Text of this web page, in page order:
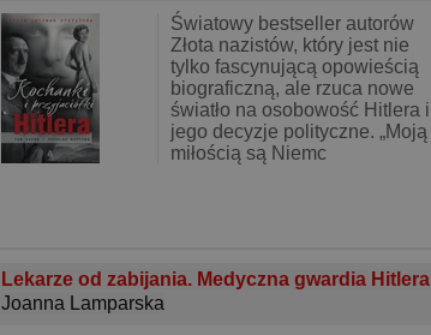
Światowy bestseller autorów
Złota nazistów, który jest nie
tylko fascynującą opowieścią
biograficzną, ale rzuca nowe
światło na osobowość Hitlera i
jego decyzje polityczne. „Moją
miłością są Niemc
Lekarze od zabijania. Medyczna gwardia Hitlera
Joanna Lamparska